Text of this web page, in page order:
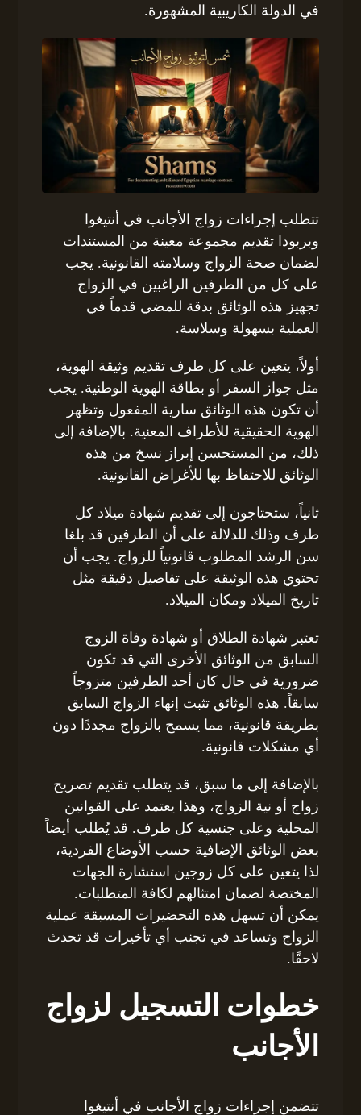
في الدولة الكاريبية المشهورة.
تتطلب إجراءات زواج الأجانب في أنتيغوا
وبربودا تقديم مجموعة معينة من المستندات
لضمان صحة الزواج وسلامته القانونية. يجب
على كل من الطرفين الراغبين في الزواج
تجهيز هذه الوثائق بدقة للمضي قدماً في
العملية بسهولة وسلاسة.
أولاً، يتعين على كل طرف تقديم وثيقة الهوية،
مثل جواز السفر أو بطاقة الهوية الوطنية. يجب
أن تكون هذه الوثائق سارية المفعول وتظهر
الهوية الحقيقية للأطراف المعنية. بالإضافة إلى
ذلك، من المستحسن إبراز نسخ من هذه
الوثائق للاحتفاظ بها للأغراض القانونية.
ثانياً، ستحتاجون إلى تقديم شهادة ميلاد كل
طرف وذلك للدلالة على أن الطرفين قد بلغا
سن الرشد المطلوب قانونياً للزواج. يجب أن
تحتوي هذه الوثيقة على تفاصيل دقيقة مثل
تاريخ الميلاد ومكان الميلاد.
تعتبر شهادة الطلاق أو شهادة وفاة الزوج
السابق من الوثائق الأخرى التي قد تكون
ضرورية في حال كان أحد الطرفين متزوجاً
سابقاً. هذه الوثائق تثبت إنهاء الزواج السابق
بطريقة قانونية، مما يسمح بالزواج مجددًا دون
أي مشكلات قانونية.
بالإضافة إلى ما سبق، قد يتطلب تقديم تصريح
زواج أو نية الزواج، وهذا يعتمد على القوانين
المحلية وعلى جنسية كل طرف. قد يُطلب أيضاً
بعض الوثائق الإضافية حسب الأوضاع الفردية،
لذا يتعين على كل زوجين استشارة الجهات
المختصة لضمان امتثالهم لكافة المتطلبات.
يمكن أن تسهل هذه التحضيرات المسبقة عملية
الزواج وتساعد في تجنب أي تأخيرات قد تحدث
لاحقًا.
خطوات التسجيل لزواج
الأجانب
تتضمن إجراءات زواج الأجانب في أنتيغوا